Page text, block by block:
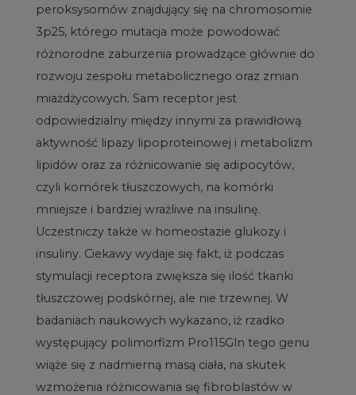
peroksysomów znajdujący się na chromosomie
3p25, którego mutacja może powodować
różnorodne zaburzenia prowadzące głównie do
rozwoju zespołu metabolicznego oraz zmian
miażdżycowych. Sam receptor jest
odpowiedzialny między innymi za prawidłową
aktywność lipazy lipoproteinowej i metabolizm
lipidów oraz za różnicowanie się adipocytów,
czyli komórek tłuszczowych, na komórki
mniejsze i bardziej wrażliwe na insulinę.
Uczestniczy także w homeostazie glukozy i
insuliny. Ciekawy wydaje się fakt, iż podczas
stymulacji receptora zwiększa się ilość tkanki
tłuszczowej podskórnej, ale nie trzewnej. W
badaniach naukowych wykazano, iż rzadko
występujący polimorfizm Pro115Gln tego genu
wiąże się z nadmierną masą ciała, na skutek
wzmożenia różnicowania się fibroblastów w